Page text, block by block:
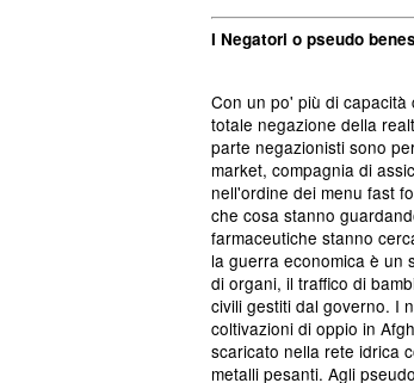
I Negatori o pseudo
Con un po' più di capacità
totale negazione della
parte negazionisti sono
market, compagnia di
nell'ordine dei menu fast
che cosa stanno
farmaceutiche stanno
la guerra economica è un
di organi, il traffico di
civili gestiti dal governo. I
coltivazioni di oppio in
scaricato nella rete idrica
metalli pesanti. Agli